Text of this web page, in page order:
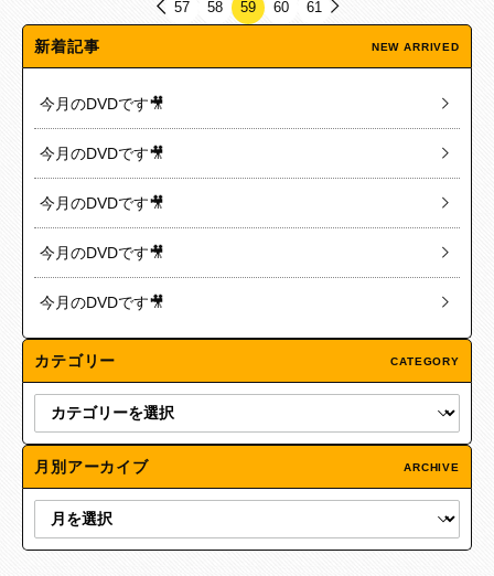
57 58 59 60 61
新着記事 NEW ARRIVED
今月のDVDです🎥
今月のDVDです🎥
今月のDVDです🎥
今月のDVDです🎥
今月のDVDです🎥
カテゴリー CATEGORY
月別アーカイブ ARCHIVE